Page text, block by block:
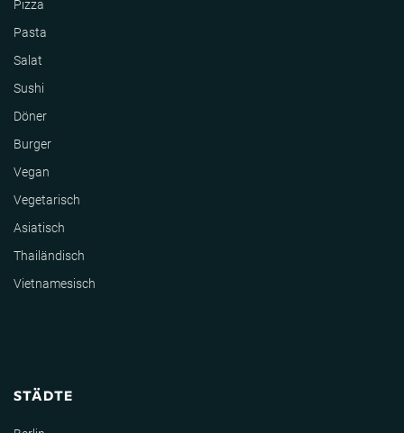
Pizza
Pasta
Salat
Sushi
Döner
Burger
Vegan
Vegetarisch
Asiatisch
Thailändisch
Vietnamesisch
STÄDTE